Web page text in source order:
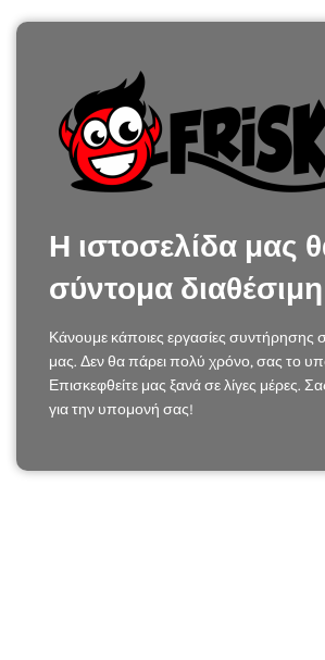
Η ιστοσελίδα μας
σύντομα διαθέσιμη
Κάνουμε κάποιες εργασίες συντήρησης
μας. Δεν θα πάρει πολύ χρόνο, σας το
Επισκεφθείτε μας ξανά σε λίγες μέρες.
για την υπομονή σας!